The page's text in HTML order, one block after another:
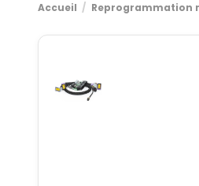
Accueil Reprogrammation